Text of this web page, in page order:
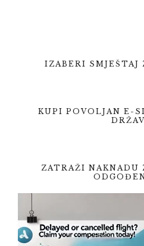
IZABERI SMJEŠTAJ
KUPI POVOLJAN E-
ZATRAŽI NAKNADU